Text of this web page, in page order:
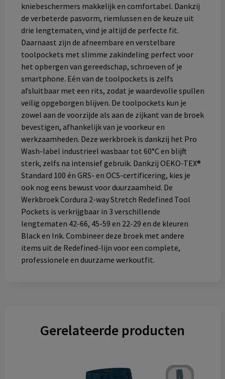
kniebeschermers makkelijk en comfortabel. Dankzij
de verbeterde pasvorm, riemlussen en de keuze uit
drie lengtematen, vind je altijd de perfecte fit.
Daarnaast zijn de afneembare en verstelbare
toolpockets met slimme zakindeling perfect voor
het opbergen van gereedschap, schroeven of je
smartphone. Eén van de toolpockets is zelfs
afsluitbaar met een rits, zodat je waardevolle spullen
veilig opgeborgen blijven. De toolpockets kun je
zowel aan de voorzijde als aan de zijkant van de broek
bevestigen, afhankelijk van je voorkeur en
werkzaamheden. Deze werkbroek is dankzij het Pro
Wash-label industrieel wasbaar tot 60°C en blijft
sterk, zelfs na intensief gebruik. Dankzij OEKO-TEX®
Standard 100 én GRS- en OCS-certificering, kies je
ook nog eens bewust voor duurzaamheid. De
Werkbroek Cordura 2-way Stretch Redefined Tool
Pockets is verkrijgbaar in 3 verschillende
lengtematen 42-66, 45-59 en 22-29 en de kleuren
Black en Ink. Combineer deze broek met andere
items uit de Redefined-lijn voor een complete,
professionele en duurzame werkoutfit.
Gerelateerde producten